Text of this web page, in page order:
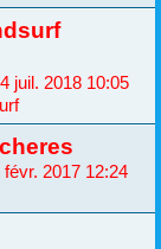
juil. 2018 10:05
févr. 2017 12:24